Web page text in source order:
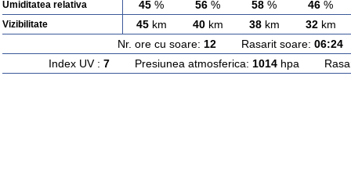
Umiditatea relativa 45 % 56 % 58 % 46 %
Vizibilitate 45km 40km 38km 32km
Nr. ore cu soare: 12Rasarit soare: 06:24
Index UV : 7Presiunea atmosferica: 1014hpa